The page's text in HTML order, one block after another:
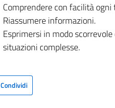
Comprendere con facilità
Riassumere informazioni.
Esprimersi in modo
situazioni complesse.
Condividi